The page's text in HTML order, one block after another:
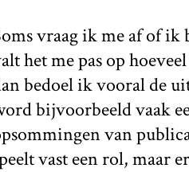
vraag ik me af of ik
het me pas op
bedoel ik vooral de
bijvoorbeeld vaak
van
vast een rol, maar